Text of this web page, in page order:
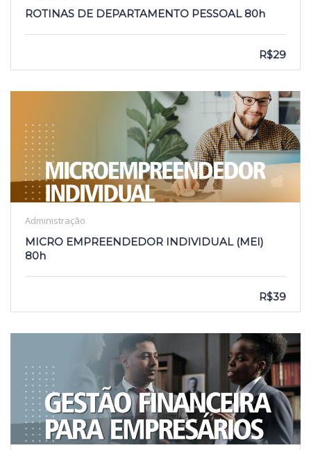
ROTINAS DE DEPARTAMENTO PESSOAL 80h
R$29
Administração
MICRO EMPREENDEDOR INDIVIDUAL (MEI)
80h
R$39